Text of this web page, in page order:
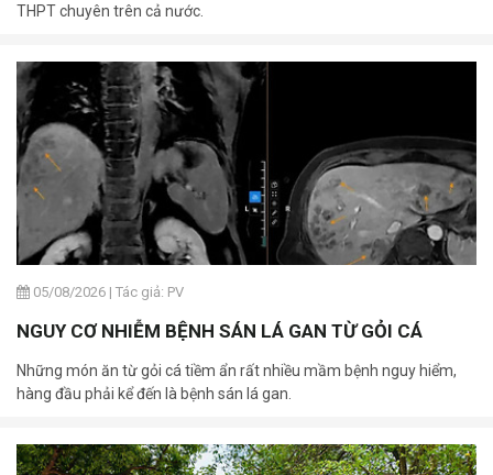
THPT chuyên trên cả nước.
05/08/2026 | Tác giả: PV
NGUY CƠ NHIỄM BỆNH SÁN LÁ GAN TỪ GỎI CÁ
Những món ăn từ gỏi cá tiềm ẩn rất nhiều mầm bệnh nguy hiểm,
hàng đầu phải kể đến là bệnh sán lá gan.